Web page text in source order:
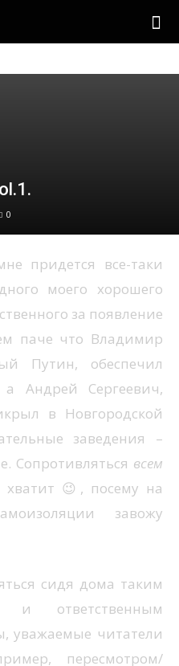
0
придется все-таки
моего хорошего
за появление
паче что Владимир
Путин, обеспечил
Андрей Сергеевич,
в Новгородской
заведения –
Сопротивляться всем
😉, посему на
завожу
сидя дома таким
и ответственным
уважаемые читатели
пересмотром/